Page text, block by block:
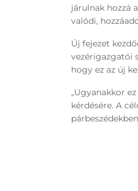
járulnak hozzá
valódi,
Új fejezet
vezérigazgatói
hogy ez az új
„Ugyanakkor
kérdésére. A